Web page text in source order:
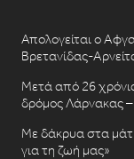
Απολογείται ο
Βρετανίδας-
Μετά από 26
δρόμος Λάρνακας –
Με δάκρυα στα
για τη ζωή μας»